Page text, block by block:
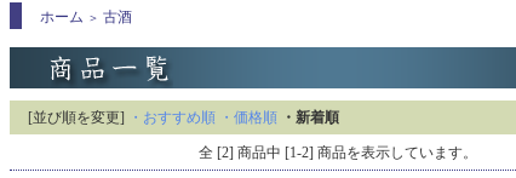
ホーム ＞ 古酒
[並び順を変更] ・おすすめ順 ・価格順 ・新着順
全 [2] 商品中 [1-2] 商品を表示しています。